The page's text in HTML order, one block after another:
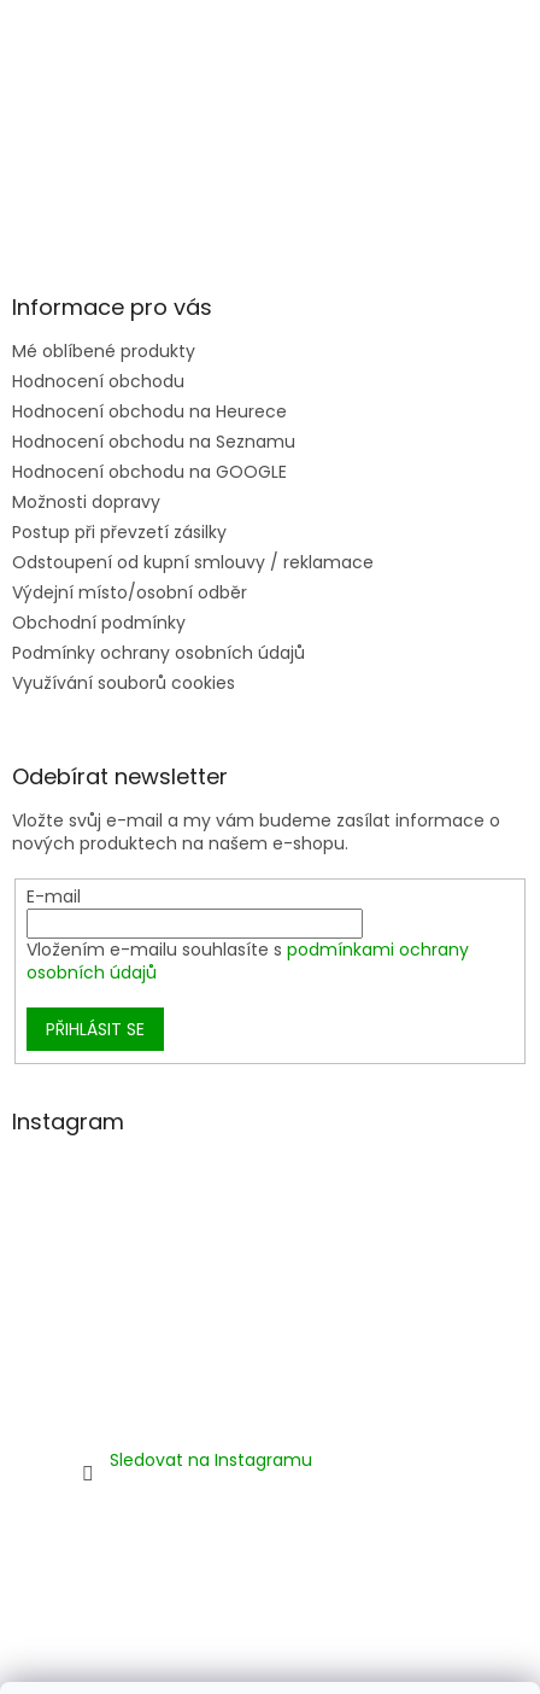
Informace pro vás
Mé oblíbené produkty
Hodnocení obchodu
Hodnocení obchodu na Heurece
Hodnocení obchodu na Seznamu
Hodnocení obchodu na GOOGLE
Možnosti dopravy
Postup při převzetí zásilky
Odstoupení od kupní smlouvy / reklamace
Výdejní místo/osobní odběr
Obchodní podmínky
Podmínky ochrany osobních údajů
Využívání souborů cookies
Odebírat newsletter
Vložte svůj e-mail a my vám budeme zasílat informace o
nových produktech na našem e-shopu.
E-mail
Vložením e-mailu souhlasíte s podmínkami ochrany
osobních údajů
PŘIHLÁSIT SE
Instagram
Sledovat na Instagramu